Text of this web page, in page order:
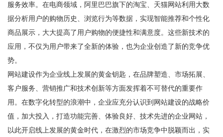
服务效率。在电商领域，阿里巴巴旗下的淘宝、天猫网站利用大数
据分析用户的购物历史、浏览行为等数据，实现智能推荐和个性化
商品展示，大大提高了用户购物的便捷性和满意度。这些新技术的
应用，不仅为用户带来了全新的体验，也为企业创造了新的竞争优
势。
网站建设作为企业线上发展的黄金钥匙，在品牌塑造、市场拓展、
客户服务、营销推广和技术创新等方面发挥着不可替代的重要作
用。在数字化转型的浪潮中，企业应充分认识到网站建设的战略价
值，加大投入，打造功能完善、体验良好、技术先进的企业网站，
以此开启线上发展的黄金时代，在激烈的市场竞争中脱颖而出，实